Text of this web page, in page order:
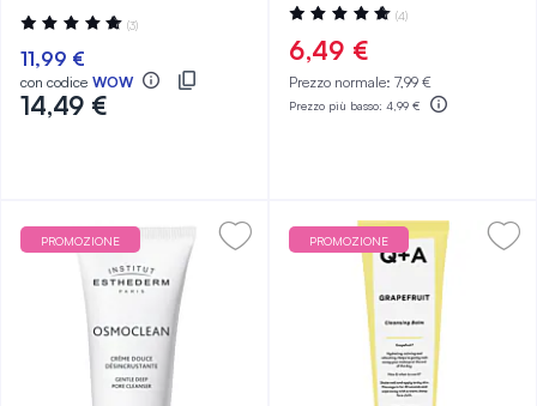
Valutazione:
100%
(3)
11,99 €
con codice WOW
14,49 €
Valutazione:
100%
(4)
6,49 €
Prezzo normale: 7,99 €
Prezzo più basso: 4,99 €
PROMOZIONE PROMOZIONE